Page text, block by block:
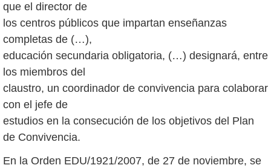
que el director de
los centros públicos que impartan enseñanzas
completas de (…),
educación secundaria obligatoria, (…) designará, entre
los miembros del
claustro, un coordinador de convivencia para colaborar
con el jefe de
estudios en la consecución de los objetivos del Plan
de Convivencia.
En la Orden EDU/1921/2007, de 27 de noviembre, se